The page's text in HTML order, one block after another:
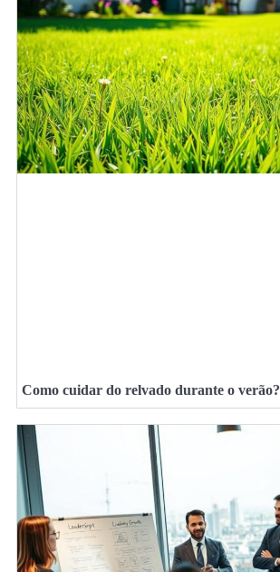
Como cuidar do relvado durante o verão?